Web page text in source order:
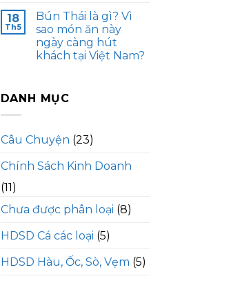
18
Th5
Bún Thái là gì? Vì
sao món ăn này
ngày càng hút
khách tại Việt Nam?
DANH MỤC
Câu Chuyện (23)
Chính Sách Kinh Doanh
(11)
Chưa được phân loại (8)
HDSD Cá các loại (5)
HDSD Hàu, Ốc, Sò, Vẹm (5)